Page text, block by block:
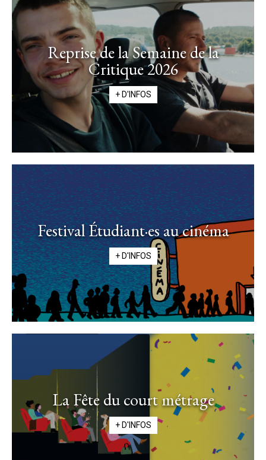
Reprise de la Semaine de la
Critique 2026
+ D'INFOS
Festival Étudiant·es au cinéma
+ D'INFOS
La Fête du court métrage
+ D'INFOS